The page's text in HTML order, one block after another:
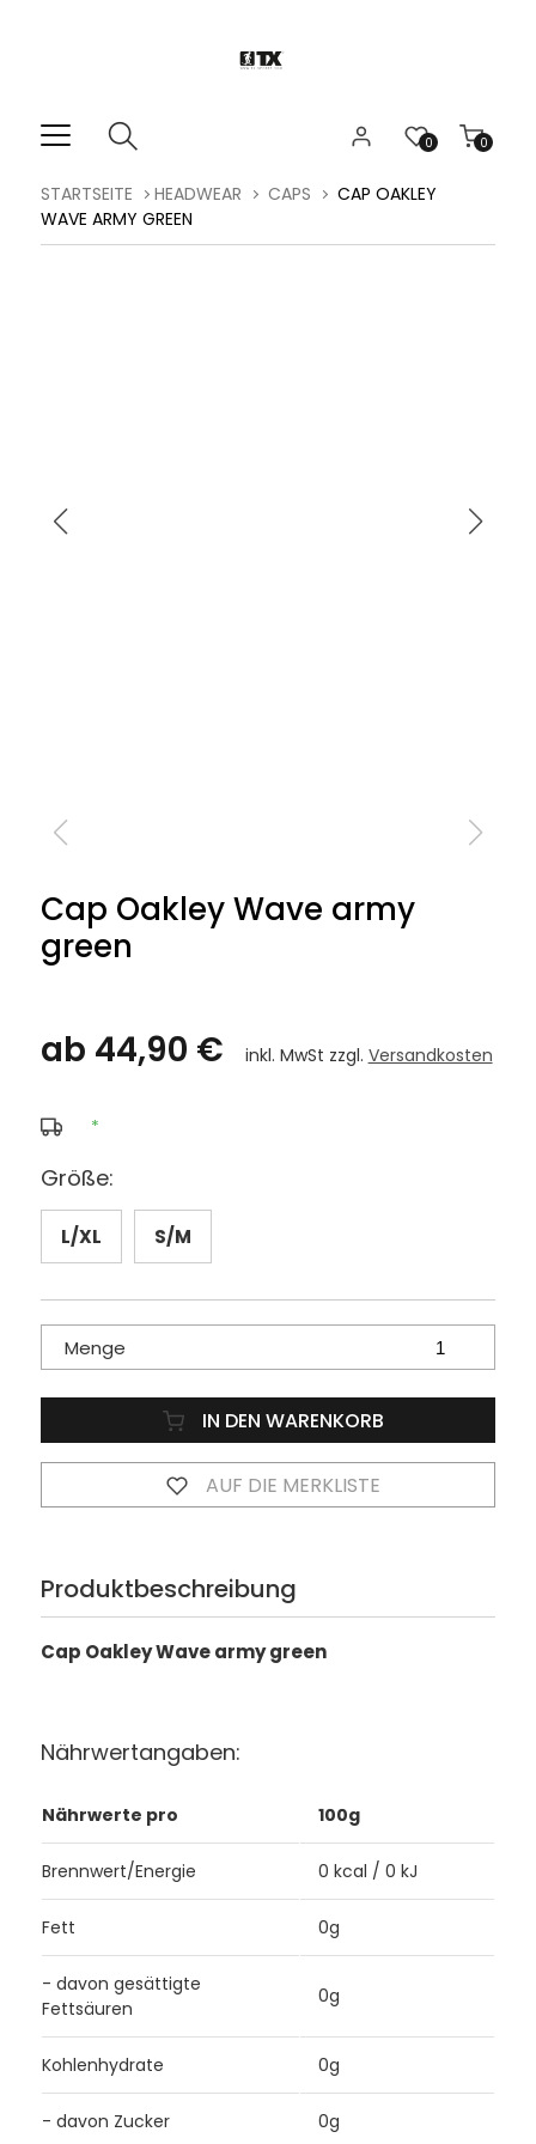
0
0
STARTSEITE HEADWEAR CAPS
CAP OAKLEY
WAVE ARMY GREEN
Cap Oakley Wave army
green
ab 44,90 € inkl. MwSt zzgl. Versandkosten
*
Größe:
L/XL S/M
Menge
IN DEN WARENKORB
AUF DIE MERKLISTE
Produktbeschreibung
Cap Oakley Wave army green
Nährwertangaben:
Nährwerte pro 100g
Brennwert/Energie 0 kcal / 0 kJ
Fett 0g
- davon gesättigte
Fettsäuren
0g
Kohlenhydrate 0g
- davon Zucker 0g